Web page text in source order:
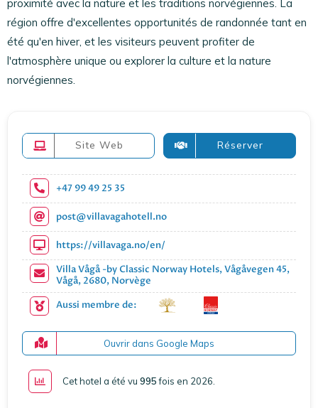
proximité avec la nature et les traditions norvégiennes. La
région offre d'excellentes opportunités de randonnée tant en
été qu'en hiver, et les visiteurs peuvent profiter de
l'atmosphère unique ou explorer la culture et la nature
norvégiennes.
Site Web Réserver
+47 99 49 25 35
post@villavagahotell.no
https://villavaga.no/en/
Villa Vågå -by Classic Norway Hotels, Vågåvegen 45,
Vågå, 2680, Norvège
Aussi membre de:
Ouvrir dans Google Maps
Cet hotel a été vu 995fois en 2026